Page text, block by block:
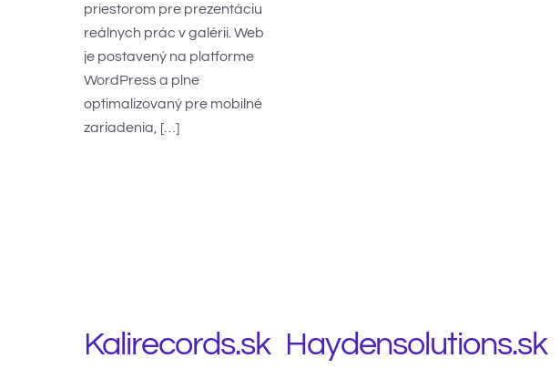
priestorom pre prezentáciu
reálnych prác v galérii. Web
je postavený na platforme
WordPress a plne
optimalizovaný pre mobilné
zariadenia, […]
Kalirecords.sk Haydensolutions.sk